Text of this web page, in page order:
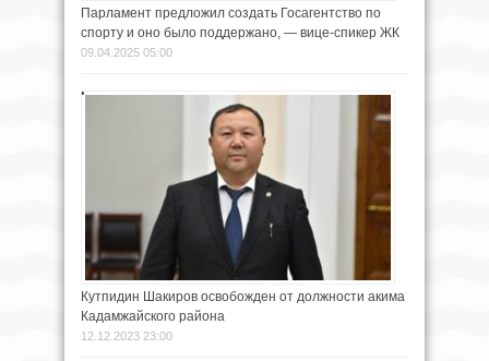
Парламент предложил создать Госагентство по
спорту и оно было поддержано, — вице-спикер ЖК
09.04.2025 05:00
Кутпидин Шакиров освобожден от должности акима
Кадамжайского района
12.12.2023 23:00